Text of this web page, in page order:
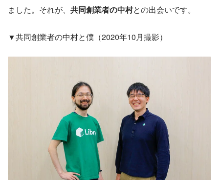
ました。それが、 共同創業者の中村との出会いです。
▼共同創業者の中村と僕（2020年10月撮影）